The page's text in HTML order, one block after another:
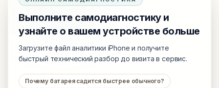
Выполните самодиагностику и
узнайте о вашем устройстве больше
Загрузите файл аналитики iPhone и получите
быстрый технический разбор до визита в сервис.
Почему батарея садится быстрее обычного?